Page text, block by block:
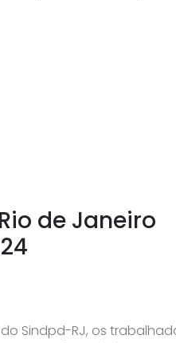
de Janeiro
Sindpd-RJ, os